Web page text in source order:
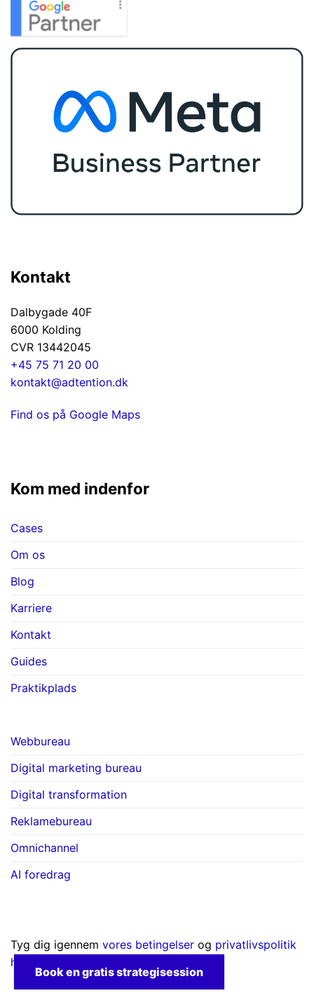
Kontakt
Dalbygade 40F
6000 Kolding
CVR 13442045
+45 75 71 20 00
kontakt@adtention.dk
Find os på Google Maps
Kom med indenfor
Cases
Om os
Blog
Karriere
Kontakt
Guides
Praktikplads
Webbureau
Digital marketing bureau
Digital transformation
Reklamebureau
Omnichannel
AI foredrag
Tyg dig igennem vores betingelser og privatlivspolitik
her
Book en gratis strategisession